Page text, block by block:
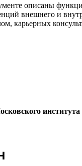
описаны
внешнего и
карьерных
института